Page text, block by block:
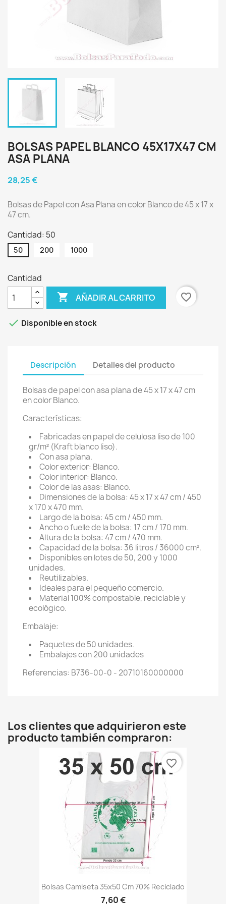
BOLSAS PAPEL BLANCO 45X17X47 CM
ASA PLANA
28,25 €
Bolsas de Papel con Asa Plana en color Blanco de 45 x 17 x
47 cm.
Cantidad: 50
50 200 1000
Cantidad
 AÑADIR AL CARRITO favorite_border
 Disponible en stock
Descripción Detalles del producto
Bolsas de papel con asa plana de 45 x 17 x 47 cm
en color Blanco.
Características:
Fabricadas en papel de celulosa liso de 100
gr/m² (Kraft blanco liso).
Con asa plana.
Color exterior: Blanco.
Color interior: Blanco.
Color de las asas: Blanco.
Dimensiones de la bolsa: 45 x 17 x 47 cm / 450
x 170 x 470 mm.
Largo de la bolsa: 45 cm / 450 mm.
Ancho o fuelle de la bolsa: 17 cm / 170 mm.
Altura de la bolsa: 47 cm / 470 mm.
Capacidad de la bolsa: 36 litros / 36000 cm².
Disponibles en lotes de 50, 200 y 1000
unidades.
Reutilizables.
Ideales para el pequeño comercio.
Material 100% compostable, reciclable y
ecológico.
Embalaje:
Paquetes de 50 unidades.
Embalajes con 200 unidades
Referencias: B736-00-0 - 20710160000000
Los clientes que adquirieron este
producto también compraron:
Bolsas Camiseta 35x50 Cm 70% Reciclado
7,60 €
favorite_border